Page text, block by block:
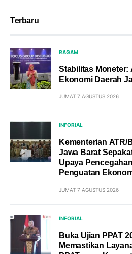
Terbaru
RAGAM
Stabilitas Moneter:
Ekonomi Daerah
JUMAT 7 AGUSTUS 2026
INFORIAL
Kementerian ATR/
Jawa Barat
Upaya
Penguatan
JUMAT 7 AGUSTUS 2026
INFORIAL
Buka Ujian PPAT
Memastikan